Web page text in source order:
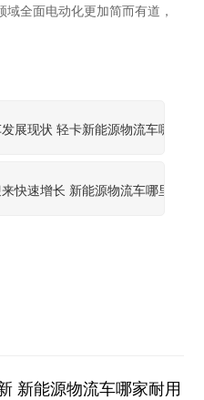
全面电动化更加简而有道，
展现状 轻卡新能源物流车哪家好
快速增长 新能源物流车哪里买车
新能源物流车哪家耐用